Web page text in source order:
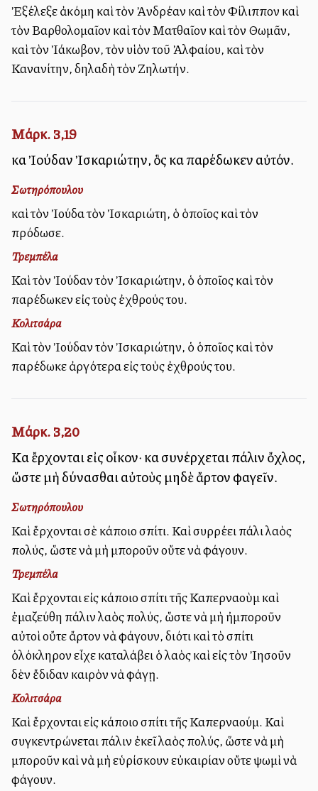
Ἐξέλεξε ἀκόμη καὶ τὸν Ἀνδρέαν καὶ τὸν Φίλιππον καὶ
τὸν Βαρθολομαῖον καὶ τὸν Ματθαῖον καὶ τὸν Θωμᾶν,
καὶ τὸν Ἰάκωβον, τὸν υἱὸν τοῦ Ἀλφαίου, καὶ τὸν
Κανανίτην, δηλαδὴ τὸν Ζηλωτήν.
Μάρκ. 3,19
καὶ Ἰούδαν Ἰσκαριώτην, ὃς καὶ παρέδωκεν αὐτόν.
Σωτηρόπουλου
καὶ τὸν Ἰούδα τὸν Ἰσκαριώτη, ὁ ὁποῖος καὶ τὸν
πρόδωσε.
Τρεμπέλα
Καὶ τὸν Ἰούδαν τὸν Ἰσκαριώτην, ὁ ὁποῖος καὶ τὸν
παρέδωκεν εἰς τοὺς ἐχθρούς του.
Κολιτσάρα
Καὶ τὸν Ἰούδαν τὸν Ἰσκαριώτην, ὁ ὁποῖος καὶ τὸν
παρέδωκε ἀργότερα εἰς τοὺς ἐχθρούς του.
Μάρκ. 3,20
Καὶ ἔρχονται εἰς οἶκον· καὶ συνέρχεται πάλιν ὄχλος,
ὥστε μὴ δύνασθαι αὐτοὺς μηδὲ ἄρτον φαγεῖν.
Σωτηρόπουλου
Καὶ ἔρχονται σὲ κάποιο σπίτι. Καὶ συρρέει πάλι λαὸς
πολύς, ὥστε νὰ μὴ μποροῦν οὔτε νὰ φάγουν.
Τρεμπέλα
Καὶ ἔρχονται εἰς κάποιο σπίτι τῆς Καπερναοὺμ καὶ
ἐμαζεύθη πάλιν λαὸς πολύς, ὥστε νὰ μὴ ἠμποροῦν
αὐτοὶ οὔτε ἄρτον νὰ φάγουν, διότι καὶ τὸ σπίτι
ὁλόκληρον εἶχε καταλάβει ὁ λαὸς καὶ εἰς τὸν Ἰησοῦν
δὲν ἔδιδαν καιρὸν νὰ φάγῃ.
Κολιτσάρα
Καὶ ἔρχονται εἰς κάποιο σπίτι τῆς Καπερναούμ. Καὶ
συγκεντρώνεται πάλιν ἐκεῖ λαὸς πολύς, ὥστε νὰ μὴ
μποροῦν καὶ νὰ μὴ εὑρίσκουν εὐκαιρίαν οὔτε ψωμὶ νὰ
φάγουν.